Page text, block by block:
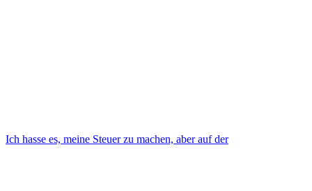
Ich hasse es, meine Steuer zu machen, aber auf der